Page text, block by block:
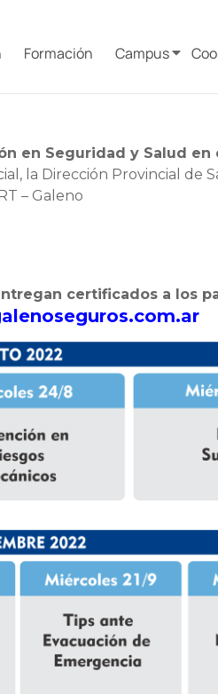
Formación Campus
en Seguridad y Salud en
la Dirección Provincial de
– Galeno
certificados a los